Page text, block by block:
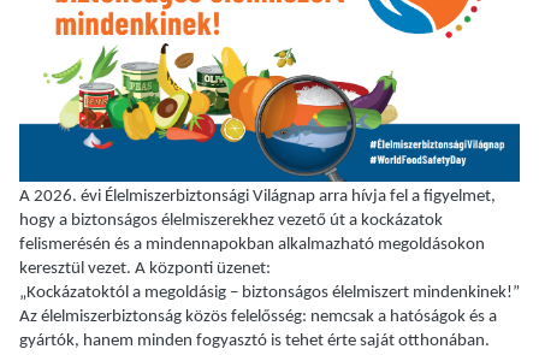
A 2026. évi Élelmiszerbiztonsági Világnap arra hívja fel a figyelmet,
hogy a biztonságos élelmiszerekhez vezető út a kockázatok
felismerésén és a mindennapokban alkalmazható megoldásokon
keresztül vezet. A központi üzenet:
„Kockázatoktól a megoldásig – biztonságos élelmiszert mindenkinek!”
Az élelmiszerbiztonság közös felelősség: nemcsak a hatóságok és a
gyártók, hanem minden fogyasztó is tehet érte saját otthonában.